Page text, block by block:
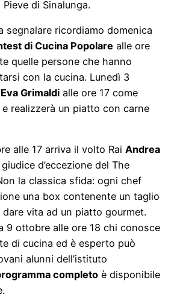
Pieve di Sinalunga.
segnalare ricordiamo domenica
di Cucina Popolare alle ore
quelle persone che hanno
con la cucina. Lunedì 3
Eva Grimaldi alle ore 17 come
realizzerà un piatto con carne
alle 17 arriva il volto Rai Andrea
d’eccezione del The
la classica sfida: ogni chef
una box contenente un taglio
vita ad un piatto gourmet.
9 ottobre alle ore 18 chi conosce
di cucina ed è esperto può
alunni dell’istituto
completo è disponibile